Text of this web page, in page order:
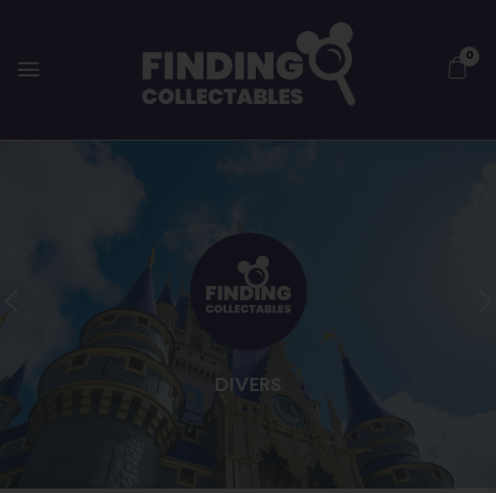
0
DIVERS